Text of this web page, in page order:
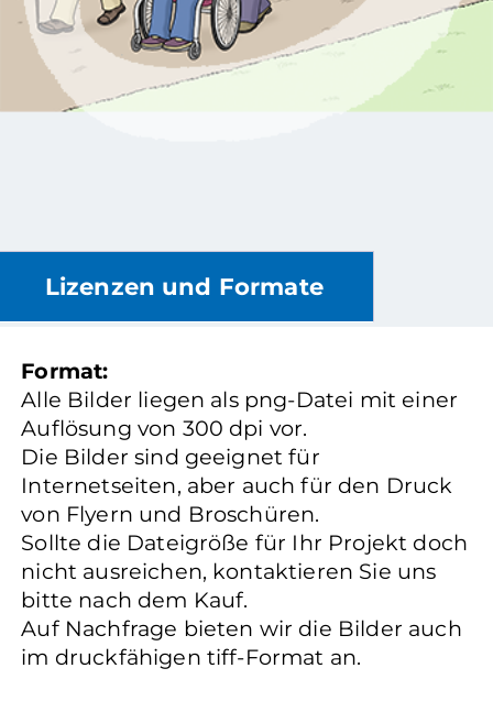
Lizenzen und Formate
Format:
Alle Bilder liegen als png-Datei mit einer
Auflösung von 300 dpi vor.
Die Bilder sind geeignet für
Internetseiten, aber auch für den Druck
von Flyern und Broschüren.
Sollte die Dateigröße für Ihr Projekt doch
nicht ausreichen, kontaktieren Sie uns
bitte nach dem Kauf.
Auf Nachfrage bieten wir die Bilder auch
im druckfähigen tiff-Format an.